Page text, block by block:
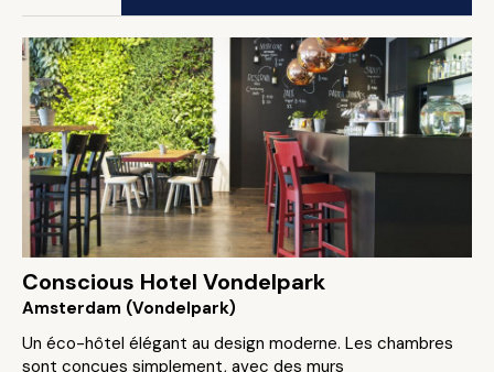
Conscious Hotel Vondelpark
Amsterdam (Vondelpark)
Un éco-hôtel élégant au design moderne. Les chambres
sont conçues simplement, avec des murs